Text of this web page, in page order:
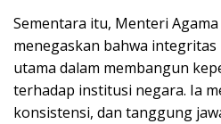
Sementara itu, Menteri
menegaskan bahwa
utama dalam membangun
terhadap institusi negara. Ia
konsistensi, dan tanggung